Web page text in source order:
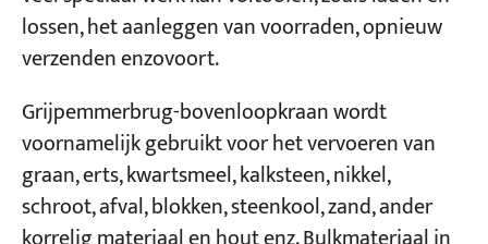
lossen, het aanleggen van voorraden, opnieuw
verzenden enzovoort.
Grijpemmerbrug-bovenloopkraan wordt
voornamelijk gebruikt voor het vervoeren van
graan, erts, kwartsmeel, kalksteen, nikkel,
schroot, afval, blokken, steenkool, zand, ander